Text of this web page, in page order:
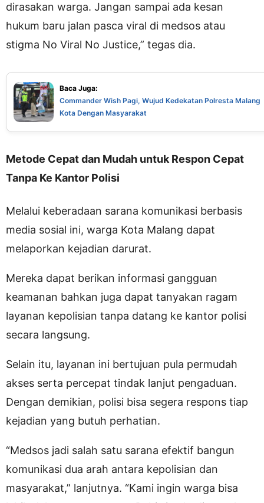
dirasakan warga. Jangan sampai ada kesan
hukum baru jalan pasca viral di medsos atau
stigma No Viral No Justice,” tegas dia.
Baca Juga:
Commander Wish Pagi, Wujud Kedekatan Polresta Malang
Kota Dengan Masyarakat
Metode Cepat dan Mudah untuk Respon Cepat
Tanpa Ke Kantor Polisi
Melalui keberadaan sarana komunikasi berbasis
media sosial ini, warga Kota Malang dapat
melaporkan kejadian darurat.
Mereka dapat berikan informasi gangguan
keamanan bahkan juga dapat tanyakan ragam
layanan kepolisian tanpa datang ke kantor polisi
secara langsung.
Selain itu, layanan ini bertujuan pula permudah
akses serta percepat tindak lanjut pengaduan.
Dengan demikian, polisi bisa segera respons tiap
kejadian yang butuh perhatian.
“Medsos jadi salah satu sarana efektif bangun
komunikasi dua arah antara kepolisian dan
masyarakat,” lanjutnya. “Kami ingin warga bisa